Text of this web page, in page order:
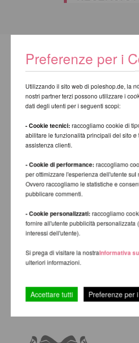
Preferenze per i
Utilizzando il sito web di poleshop.de, la
nostri partner terzi possono utilizzare i
dati degli utenti per i seguenti scopi:
- Cookie tecnici: raccogliamo cookie di
abilitare le funzionalità principali del sito e
assistenza clienti.
- Cookie di performance: raccogliamo
per ottimizzare l'esperienza dell'utente sul
Ovvero raccogliamo le statistiche e
pubblicare commenti.
- Cookie personalizzati: raccogliamo
fornire all'utente pubblicità personalizzata
interessi dell'utente).
Si prega di visitare la nostraInformativa
ulteriori informazioni.
Accettare tutti Preferenze per